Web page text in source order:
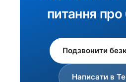
питання про
Подзвонити
Написати в